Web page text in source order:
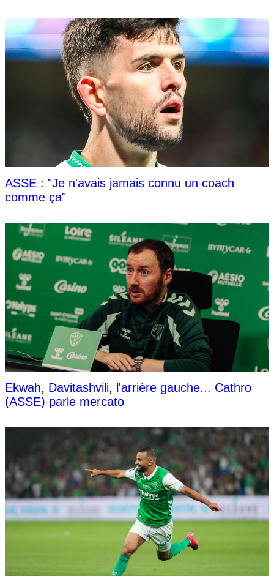
ASSE : "Je n'avais jamais connu un coach
comme ça"
Ekwah, Davitashvili, l'arrière gauche... Cathro
(ASSE) parle mercato